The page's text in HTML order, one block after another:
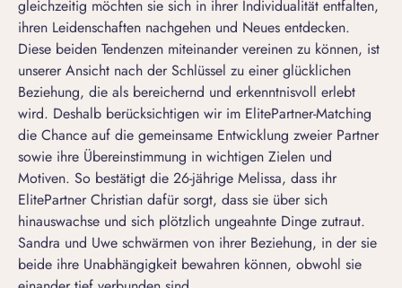
gleichzeitig möchten sie sich in ihrer Individualität entfalten,
ihren Leidenschaften nachgehen und Neues entdecken.
Diese beiden Tendenzen miteinander vereinen zu können, ist
unserer Ansicht nach der Schlüssel zu einer glücklichen
Beziehung, die als bereichernd und erkenntnisvoll erlebt
wird. Deshalb berücksichtigen wir im ElitePartner-Matching
die Chance auf die gemeinsame Entwicklung zweier Partner
sowie ihre Übereinstimmung in wichtigen Zielen und
Motiven. So bestätigt die 26-jährige Melissa, dass ihr
ElitePartner Christian dafür sorgt, dass sie über sich
hinauswachse und sich plötzlich ungeahnte Dinge zutraut.
Sandra und Uwe schwärmen von ihrer Beziehung, in der sie
beide ihre Unabhängigkeit bewahren können, obwohl sie